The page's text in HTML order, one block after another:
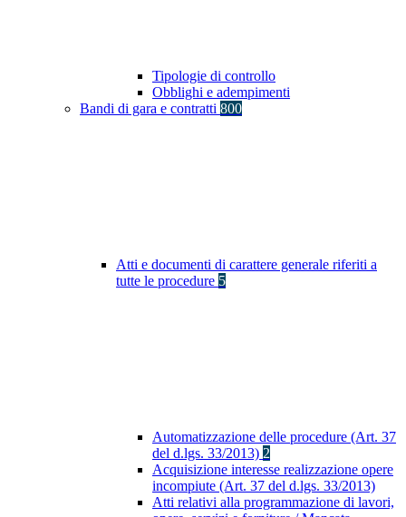
Tipologie di controllo
Obblighi e adempimenti
Bandi di gara e contratti 800
Atti e documenti di carattere generale riferiti a
tutte le procedure 5
Automatizzazione delle procedure (Art. 37
del d.lgs. 33/2013) 2
Acquisizione interesse realizzazione opere
incompiute (Art. 37 del d.lgs. 33/2013)
Atti relativi alla programmazione di lavori,